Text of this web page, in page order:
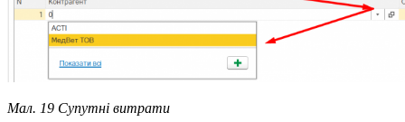
Мал. 19 Супутні витрати